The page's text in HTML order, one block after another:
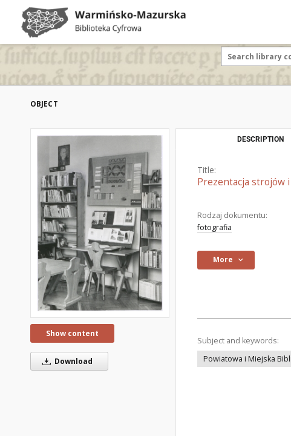
OBJECT
Show content
Download
DESCRIPTION
Title:
Prezentacja strojów
Rodzaj dokumentu:
fotografia
More
Subject and keywords:
Powiatowa i Miejska